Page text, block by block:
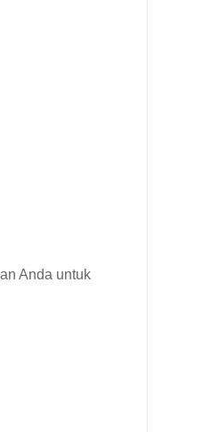
Anda untuk